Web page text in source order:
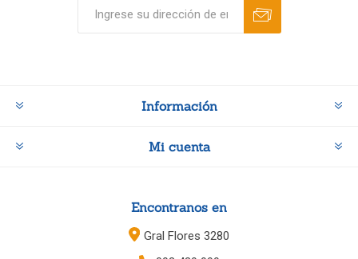
Información
Mi cuenta
Encontranos en
Gral Flores 3280